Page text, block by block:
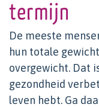
termijn
De meeste
hun totale
overgewicht. Dat
gezondheid
leven hebt. Ga